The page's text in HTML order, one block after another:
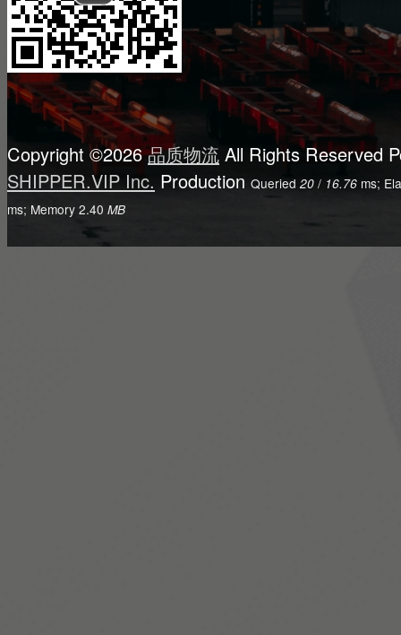
Copyright ©2026品质物流 All Rights Reserved
SHIPPER.VIP Inc. Production Queried20 / 16.76 ms;
ms; Memory 2.40 MB